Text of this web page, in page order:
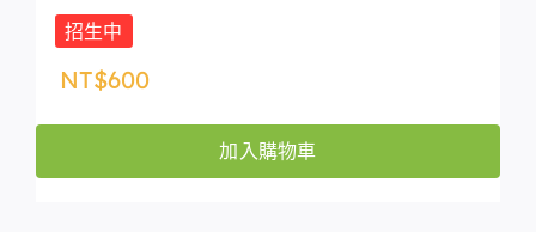
招生中
NT$600
加入購物車